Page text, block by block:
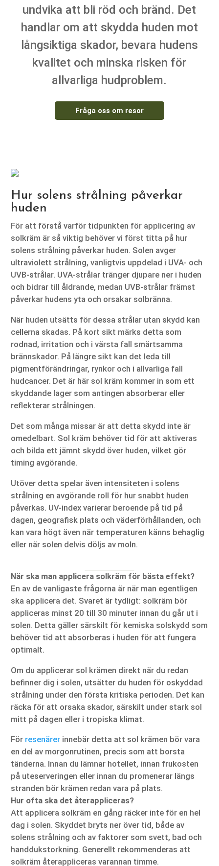
undvika att bli röd och bränd. Det
handlar om att skydda huden mot
långsiktiga skador, bevara hudens
kvalitet och minska risken för
allvarliga hudproblem.
Fråga oss om resor
Hur solens strålning påverkar
huden
För att förstå varför tidpunkten för applicering av
solkräm är så viktig behöver vi först titta på hur
solens strålning påverkar huden. Solen avger
ultraviolett strålning, vanligtvis uppdelad i UVA- och
UVB-strålar. UVA-strålar tränger djupare ner i huden
och bidrar till åldrande, medan UVB-strålar främst
påverkar hudens yta och orsakar solbränna.
När huden utsätts för dessa strålar utan skydd kan
cellerna skadas. På kort sikt märks detta som
rodnad, irritation och i värsta fall smärtsamma
brännskador. På längre sikt kan det leda till
pigmentförändringar, rynkor och i allvarliga fall
hudcancer. Det är här sol kräm kommer in som ett
skyddande lager som antingen absorberar eller
reflekterar strålningen.
Det som många missar är att detta skydd inte är
omedelbart. Sol kräm behöver tid för att aktiveras
och bilda ett jämnt skydd över huden, vilket gör
timing avgörande.
Utöver detta spelar även intensiteten i solens
strålning en avgörande roll för hur snabbt huden
påverkas. UV-index varierar beroende på tid på
dagen, geografisk plats och väderförhållanden, och
kan vara högt även när temperaturen känns behaglig
eller när solen delvis döljs av moln.
När ska man applicera solkräm för bästa effekt?
En av de vanligaste frågorna är när man egentligen
ska applicera det. Svaret är tydligt: solkräm bör
appliceras minst 20 till 30 minuter innan du går ut i
solen. Detta gäller särskilt för kemiska solskydd som
behöver tid att absorberas i huden för att fungera
optimalt.
Om du applicerar sol krämen direkt när du redan
befinner dig i solen, utsätter du huden för oskyddad
strålning under den första kritiska perioden. Det kan
räcka för att orsaka skador, särskilt under stark sol
mitt på dagen eller i tropiska klimat.
För resenärer innebär detta att sol krämen bör vara
en del av morgonrutinen, precis som att borsta
tänderna. Innan du lämnar hotellet, innan frukosten
på uteserveringen eller innan du promenerar längs
stranden bör krämen redan vara på plats.
Hur ofta ska det återappliceras?
Att applicera solkräm en gång räcker inte för en hel
dag i solen. Skyddet bryts ner över tid, både av
solens strålning och av faktorer som svett, bad och
handdukstorkning. Generellt rekommenderas att
solkräm återappliceras varannan timme.